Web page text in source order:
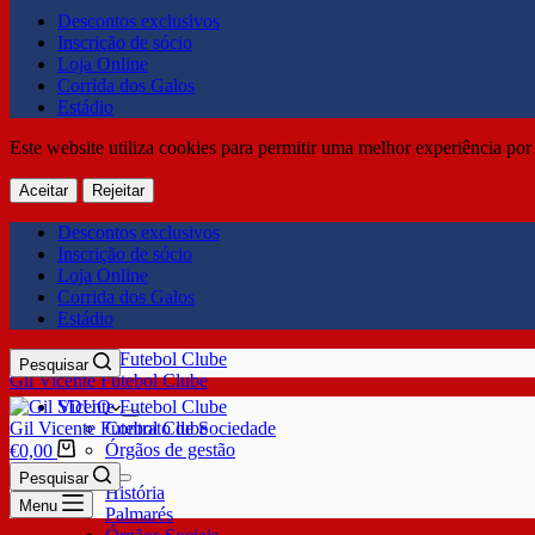
Descontos exclusivos
Inscrição de sócio
Loja Online
Corrida dos Galos
Estádio
Este website utiliza cookies para permitir uma melhor experiência
Aceitar Rejeitar
Descontos exclusivos
Inscrição de sócio
Loja Online
Corrida dos Galos
Estádio
Gil Vicente Futebol Clube
Pesquisar
SDUQ
Contrato de Sociedade
Órgãos de gestão
Clube
História
Palmarés
Gil Vicente Futebol Clube
€0,00
Pesquisar
Menu